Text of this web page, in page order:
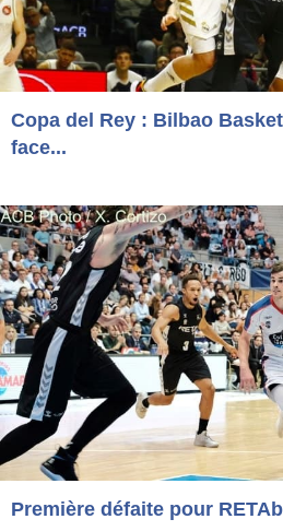
Copa del Rey : Bilbao
face...
Première défaite pour